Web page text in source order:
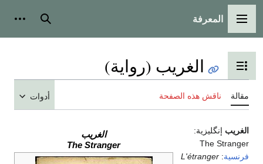
القائمة الرئيسية
المعرفة بحث
تبديل عرض جدول المحتويات
الغريب (رواية)
مقالة ناقش هذه الصفحة أدوات
الغريب
The Stranger
الغريب إنگليزية:
The Stranger
فرنسية:
L'étranger